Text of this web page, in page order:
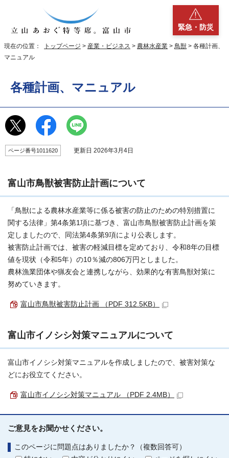
緊急・防災
現在の位置： トップページ > 産業・ビジネス > 農林水産業 > 鳥獣 > 各種計画、
マニュアル
各種計画、マニュアル
ページ番号1011620 更新日 2026年3月4日
富山市鳥獣被害防止計画について
「鳥獣による農林水産業等に係る被害の防止のための特別措置に
関する法律」第4条第1項に基づき、富山市鳥獣被害防止計画を策
定しましたので、同法第4条第9項により公表します。
被害防止計画では、被害の軽減目標を定めており、令和8年の目標
値を現状（令和5年）の10％減の806万円としました。
農林漁業団体や猟友会と連携しながら、効果的な有害鳥獣対策に
努めていきます。
富山市鳥獣被害防止計画 （PDF 312.5KB）
富山市イノシシ対策マニュアルについて
富山市イノシシ対策マニュアルを作成しましたので、被害対策な
どにお役立てください。
富山市イノシシ対策マニュアル （PDF 2.4MB）
ご意見をお聞かせください。
このページに問題点はありましたか？（複数回答可）